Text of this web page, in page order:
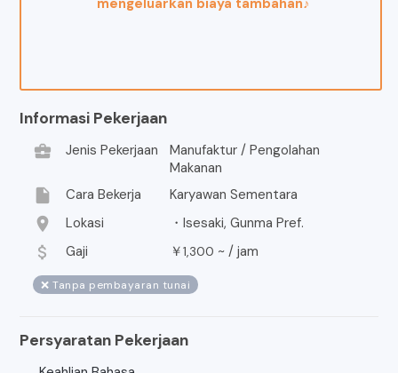
mengeluarkan biaya tambahan♪
Informasi Pekerjaan
business_center
Jenis Pekerjaan
Manufaktur / Pengolahan
Makanan
insert_drive_file Cara Bekerja Karyawan Sementara
location_on Lokasi ・Isesaki, Gunma Pref.
attach_money Gaji ￥1,300 ~ / jam
❌ Tanpa pembayaran tunai
Persyaratan Pekerjaan